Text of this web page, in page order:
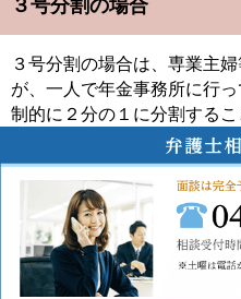
３号分割の場合
３号分割の場合は、専業主
が、一人で年金事務所に行
制的に２分の１に分割するこ